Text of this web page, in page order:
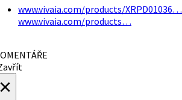
www.vivaia.com/products/XRPD01036…
www.vivaia.com/products…